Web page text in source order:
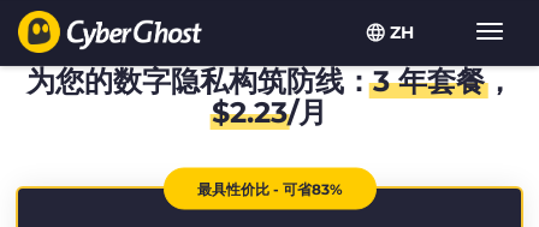
ZH
为您的数字隐私构筑防线：3 年套餐，
$2.23/月
最具性价比 - 可省83%